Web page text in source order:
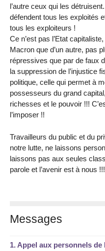
l’autre ceux qui les
défendent tous les exploités
tous les exploiteurs !
Ce n’est pas l’Etat
Macron que d’un autre, pas
répressives que par de faux
la suppression de l’injustice
politique, celle qui permet à
possesseurs du grand
richesses et le pouvoir !!!
l’imposer !!
Travailleurs du public et du
notre lutte, ne laissons
laissons pas aux seules
parole et l’avenir est à nous !!!
Messages
1.Appel aux personnels de